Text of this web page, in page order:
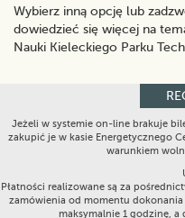
Wybierz inną opcję lub
dowiedzieć się więcej na
Nauki Kieleckiego Parku
Jeżeli w systemie on-line brakuje
zakupić je w kasie Energetycznego
warunkiem
Płatności realizowane są za
zamówienia od momentu
maksymalnie 1 godzinę,